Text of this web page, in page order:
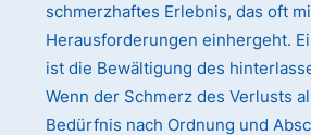
schmerzhaftes Erlebnis, das oft
Herausforderungen einhergeht.
ist die Bewältigung des
Wenn der Schmerz des Verlusts
Bedürfnis nach Ordnung und